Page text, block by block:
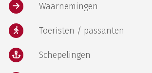
Waarnemingen
Toeristen / passanten
Schepelingen